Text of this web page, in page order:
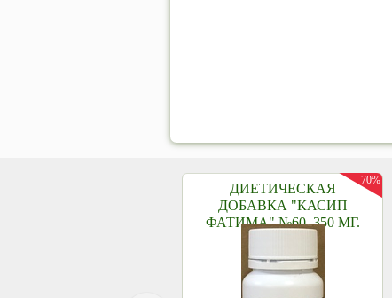
ДИЕТИЧЕСКАЯ
ДОБАВКА "КАСИП
ФАТИМА" №60, 350 МГ.
70%